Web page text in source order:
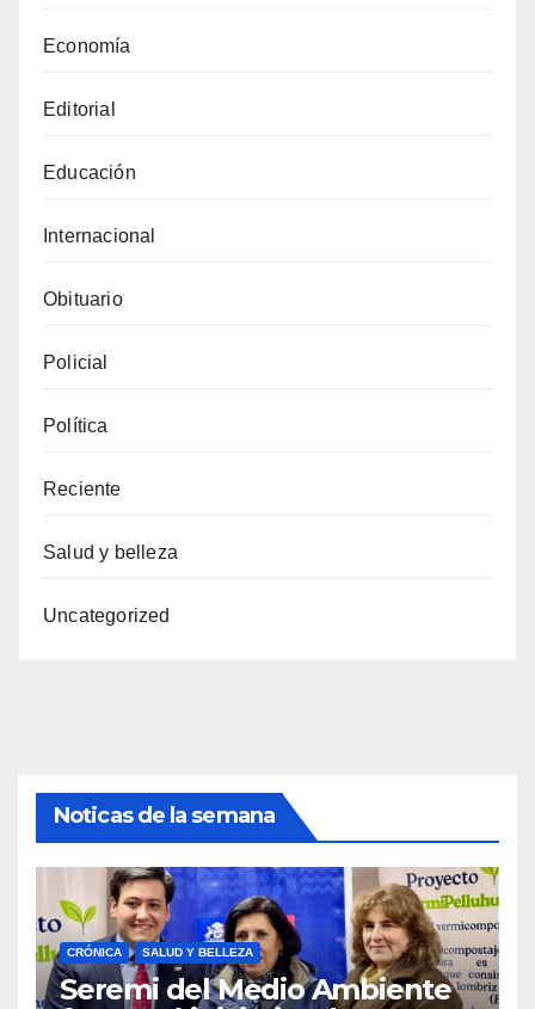
Economía
Editorial
Educación
Internacional
Obituario
Policial
Política
Reciente
Salud y belleza
Uncategorized
Noticas de la semana
CRÓNICA SALUD Y BELLEZA
Seremi del Medio Ambiente